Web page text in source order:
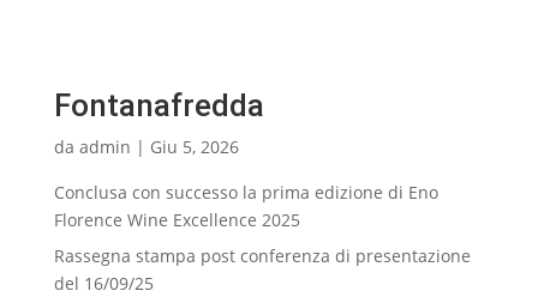
Fontanafredda
da admin | Giu 5, 2026
Conclusa con successo la prima edizione di Eno
Florence Wine Excellence 2025
Rassegna stampa post conferenza di presentazione
del 16/09/25